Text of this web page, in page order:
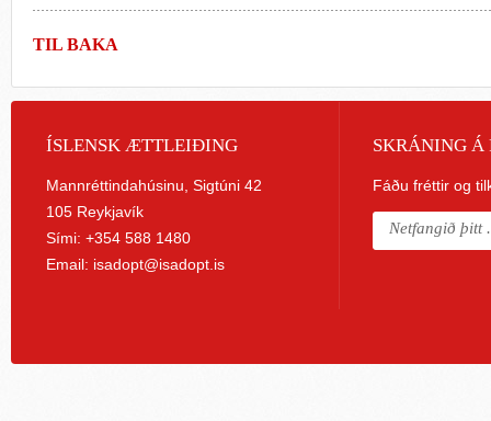
TIL BAKA
ÍSLENSK ÆTTLEIÐING
Mannréttindahúsinu, Sigtúni 42
105 Reykjavík
Sími: +354 588 1480
Email: isadopt@isadopt.is
SKRÁNING Á
Fáðu fréttir og